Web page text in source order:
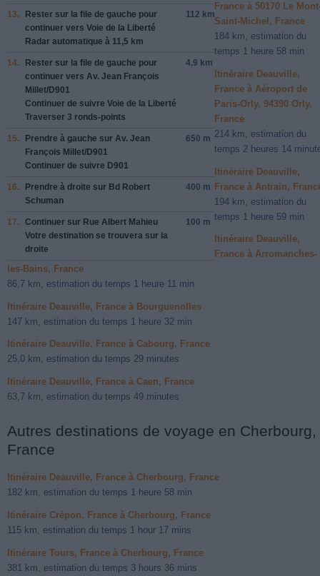
13.
Rester sur la file de gauche pour
continuer vers Voie de la Liberté
Radar automatique à 11,5 km
112 km
14.
Rester sur la file de gauche pour
continuer vers Av. Jean François
Millet/D901
Continuer de suivre Voie de la Liberté
Traverser 3 ronds-points
4,9 km
15. Prendre à gauche sur Av. Jean
François Millet/D901
Continuer de suivre D901
650 m
16. Prendre à droite sur Bd Robert
Schuman
400 m
17. Continuer sur Rue Albert Mahieu
Votre destination se trouvera sur la
droite
100 m
France à 50170 Le
Saint-Michel, France
184 km, estimation du
temps 1 heure 58 min
Itinéraire Deauville,
France à Aéroport de
Paris-Orly, 94390 Orly,
France
214 km, estimation du
temps 2 heures 14
Itinéraire Deauville,
France à Antrain,
194 km, estimation du
temps 1 heure 59 min
Itinéraire Deauville,
France à Arromanches-
les-Bains, France
86,7 km, estimation du temps 1 heure 11 min
Itinéraire Deauville, France à Bourguenolles
147 km, estimation du temps 1 heure 32 min
Itinéraire Deauville, France à Cabourg, France
25,0 km, estimation du temps 29 minutes
Itinéraire Deauville, France à Caen, France
63,7 km, estimation du temps 49 minutes
Autres destinations de voyage en Cherbourg,
France
Itinéraire Deauville, France à Cherbourg, France
182 km, estimation du temps 1 heure 58 min
Itinéraire Crépon, France à Cherbourg, France
115 km, estimation du temps 1 hour 17 mins
Itinéraire Tours, France à Cherbourg, France
381 km, estimation du temps 3 hours 36 mins